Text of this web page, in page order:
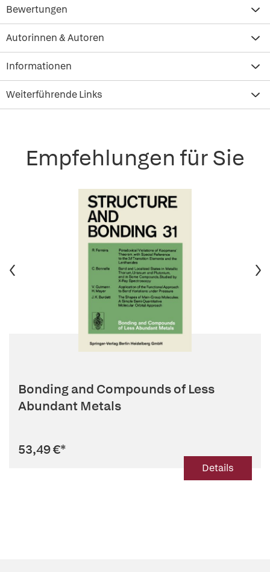
Bewertungen
Autorinnen & Autoren
Informationen
Weiterführende Links
Empfehlungen für Sie
Bonding and Compounds of Less
Abundant Metals
53,49 €*
Details